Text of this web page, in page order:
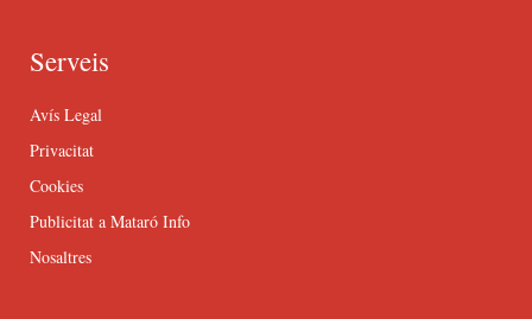
Serveis
Avís Legal
Privacitat
Cookies
Publicitat a Mataró Info
Nosaltres